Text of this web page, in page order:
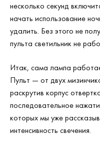
несколько секунд
начать использование
удалить. Без этого не
пульта светильник не
Итак, сама лампа
Пульт — от двух
раскрутив корпус
последовательное
которых мы уже
интенсивность свечения.